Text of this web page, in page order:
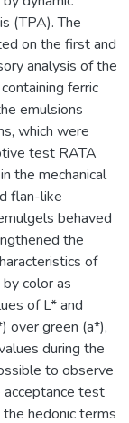
(TPA). The
on the first and
analysis of the
ferric
emulsions
which were
test RATA
the mechanical
flan-like
behaved
the
of
color as
of L* and
over green (a*),
during the
to observe
test
hedonic terms